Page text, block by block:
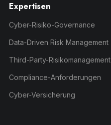
Expertisen
Cyber-Risiko-Governance
Data-Driven Risk Management
Third-Party-Risikomanagement
Compliance-Anforderungen
Cyber-Versicherung